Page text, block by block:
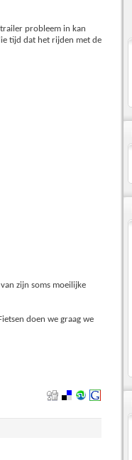
probleem in kan
tijd dat het rijden met de
zijn soms moeilijke
doen we graag we